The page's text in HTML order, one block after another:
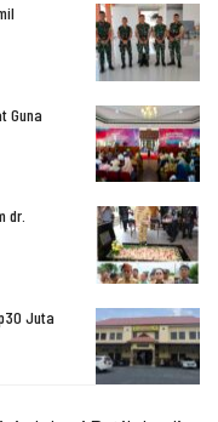
Guna
dr.
Juta